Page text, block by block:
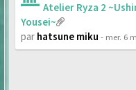
Atelier Ryza 2
Yousei~
par hatsune miku - mer. 6